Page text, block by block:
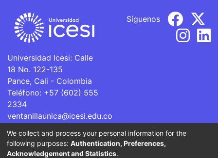
Universidad Icesi: Calle
18 No. 122-135
Pance, Cali - Colombia
Teléfono: +57 (602) 555
2334
ventanillaunica@icesi.edu.co
Síguenos
La Universidad Icesi es una Institución de Educación
Superior que se encuentra sujeta a inspección y vigilancia
We collect and process your personal information for the
following purposes: Authentication, Preferences,
Acknowledgement and Statistics.